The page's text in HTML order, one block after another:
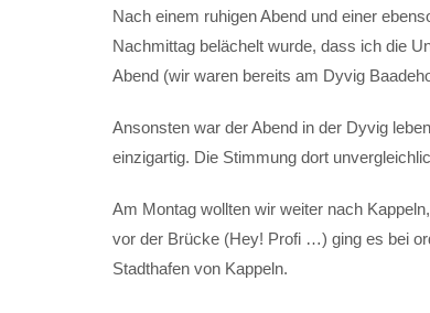
Nach einem ruhigen Abend und einer
Nachmittag belächelt wurde, dass ich die
Abend (wir waren bereits am Dyvig
Ansonsten war der Abend in der Dyvig
einzigartig. Die Stimmung dort
Am Montag wollten wir weiter nach
vor der Brücke (Hey! Profi …) ging es bei
Stadthafen von Kappeln.